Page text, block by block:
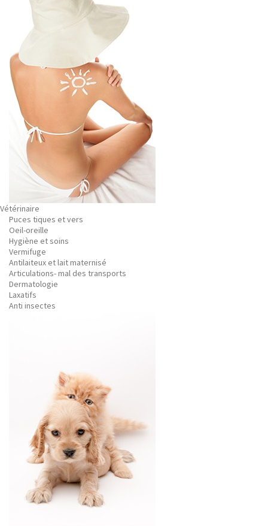
Vétérinaire
Puces tiques et vers
Oeil-oreille
Hygiène et soins
Vermifuge
Antilaiteux et lait maternisé
Articulations- mal des transports
Dermatologie
Laxatifs
Anti insectes